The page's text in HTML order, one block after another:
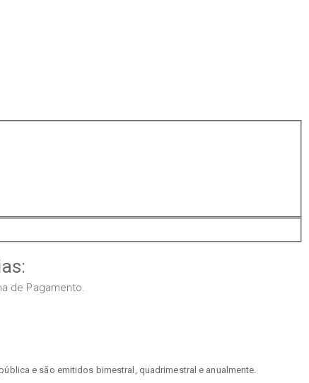
de Pagamento.
e são emitidos bimestral, quadrimestral e anualmente.